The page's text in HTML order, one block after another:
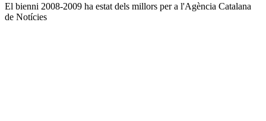
El bienni 2008-2009 ha estat dels millors per a l'Agència Catalana
de Notícies